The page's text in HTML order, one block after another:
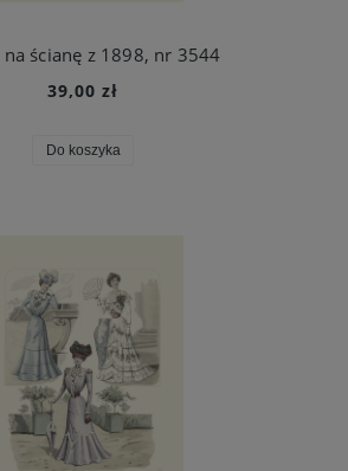
na ścianę z 1898, nr 3544
39,00 zł
Do koszyka